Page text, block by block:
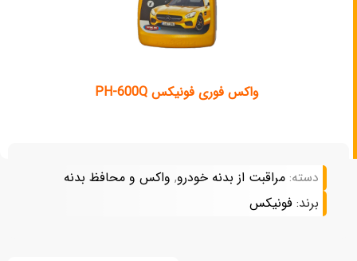
واکس فوری فونیکس PH-600Q
دسته: مراقبت از بدنه خودرو, واکس و محافظ بدنه
برند: فونیکس